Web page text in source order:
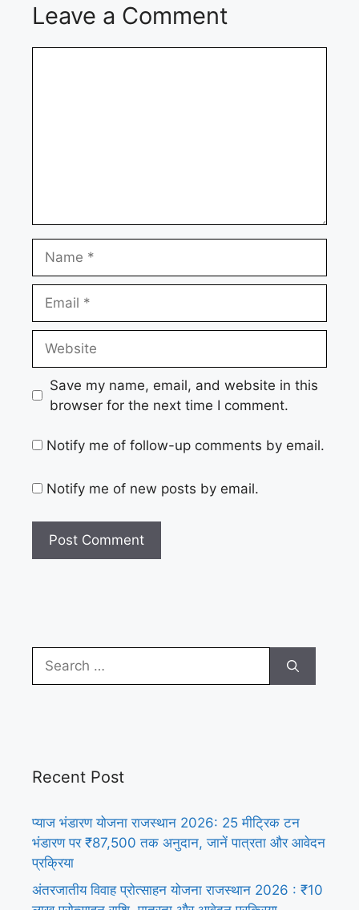
Leave a Comment
Save my name, email, and website in this
browser for the next time I comment.
Notify me of follow-up comments by email.
Notify me of new posts by email.
Search
for:
Recent Post
प्याज भंडारण योजना राजस्थान 2026: 25 मीट्रिक टन
भंडारण पर ₹87,500 तक अनुदान, जानें पात्रता और आवेदन
प्रक्रिया
अंतरजातीय विवाह प्रोत्साहन योजना राजस्थान 2026 : ₹10